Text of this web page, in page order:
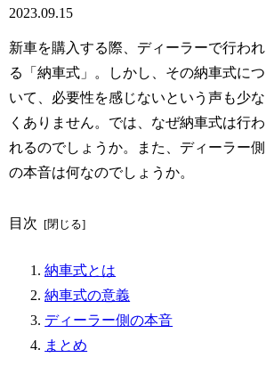
2023.09.15
新車を購入する際、ディーラーで行われ
る「納車式」。しかし、その納車式につ
いて、必要性を感じないという声も少な
くありません。では、なぜ納車式は行わ
れるのでしょうか。また、ディーラー側
の本音は何なのでしょうか。
目次
納車式とは
納車式の意義
ディーラー側の本音
まとめ